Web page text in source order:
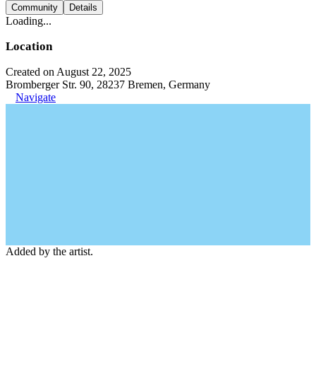
Community Details
Loading...
Location
Created on August 22, 2025
Bromberger Str. 90, 28237 Bremen, Germany
Navigate
Added by the artist.